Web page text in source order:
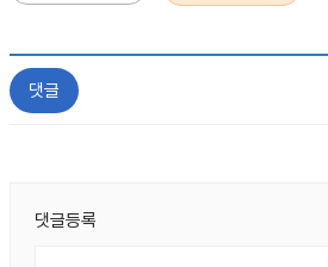
댓글
댓글등록